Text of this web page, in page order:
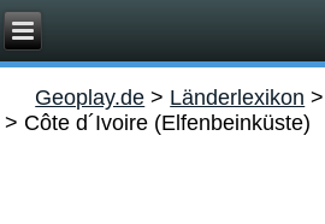
Geoplay.de > Länderlexikon
> Côte d´Ivoire (Elfenbeinküste)